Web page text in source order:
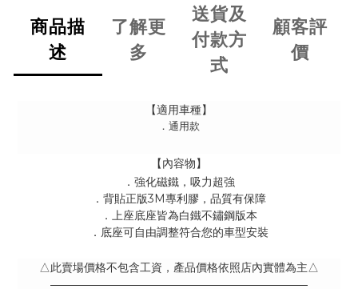
商品描
述
了解更
多
送貨及
付款方
式
顧客評
價
【適用車種】
．通用款
【內容物】
．強化磁鐵，吸力超強
．背貼正版3M專利膠，品質有保障
．上座底座皆為白鐵不鏽鋼版本
．底座可自由調整符合您的車型安裝
△此賣場價格不包含工資，產品價格依照店內實體為主△
———————————————————————